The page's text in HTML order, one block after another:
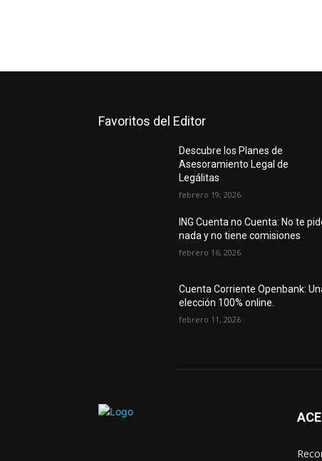
Favoritos del Editor
Descubre los Planes de
Asesoramiento Legal de
Legálitas
febrero 19, 2026
ING Cuenta no Cuenta: No te
nada y no tiene comisiones
febrero 16, 2026
Cuenta Corriente Openbank:
elección 100% online.
febrero 11, 2026